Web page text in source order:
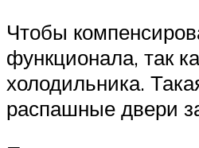
Чтобы
функционала, так
холодильника.
распашные двери